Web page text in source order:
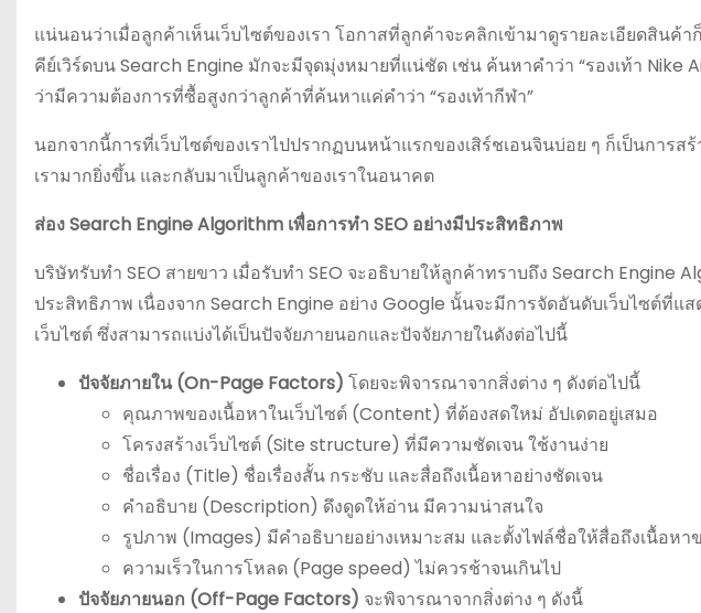
แน่นอนว่าเมื่อลูกค้าเห็นเว็บไซต์ของเรา โอกาสที่ลูกค้าจะคลิกเข้ามาดูรายละเอียดสิน
คีย์เวิร์ดบน Search Engine มักจะมีจุดมุ่งหมายที่แน่ชัด เช่น ค้นหาคำว่า “รองเท้า Nike
ว่ามีความต้องการที่ซื้อสูงกว่าลูกค้าที่ค้นหาแค่คำว่า “รองเท้ากีฬา”
นอกจากนี้การที่เว็บไซต์ของเราไปปรากฏบนหน้าแรกของเสิร์ชเอนจินบ่อย ๆ ก็เป็นการ
เรามากยิ่งขึ้น และกลับมาเป็นลูกค้าของเราในอนาคต
ส่อง Search Engine Algorithm เพื่อการทำ SEO อย่างมีประสิทธิภาพ
บริษัทรับทำ SEO สายขาว เมื่อรับทำ SEO จะอธิบายให้ลูกค้าทราบถึง Search Engine
ประสิทธิภาพ เนื่องจาก Search Engine อย่าง Google นั้นจะมีการจัดอันดับเว็บไซต์
เว็บไซต์ ซึ่งสามารถแบ่งได้เป็นปัจจัยภายนอกและปัจจัยภายในดังต่อไปนี้
ปัจจัยภายใน (On-Page Factors) โดยจะพิจารณาจากสิ่งต่าง ๆ ดังต่อไปนี้
คุณภาพของเนื้อหาในเว็บไซต์ (Content) ที่ต้องสดใหม่ อัปเดตอยู่เสมอ
โครงสร้างเว็บไซต์ (Site structure) ที่มีความชัดเจน ใช้งานง่าย
ชื่อเรื่อง (Title) ชื่อเรื่องสั้น กระชับ และสื่อถึงเนื้อหาอย่างชัดเจน
คำอธิบาย (Description) ดึงดูดให้อ่าน มีความน่าสนใจ
รูปภาพ (Images) มีคำอธิบายอย่างเหมาะสม และตั้งไฟล์ชื่อให้สื่อถึงเนื้อหา
ความเร็วในการโหลด (Page speed) ไม่ควรช้าจนเกินไป
ปัจจัยภายนอก (Off-Page Factors) จะพิจารณาจากสิ่งต่าง ๆ ดังนี้